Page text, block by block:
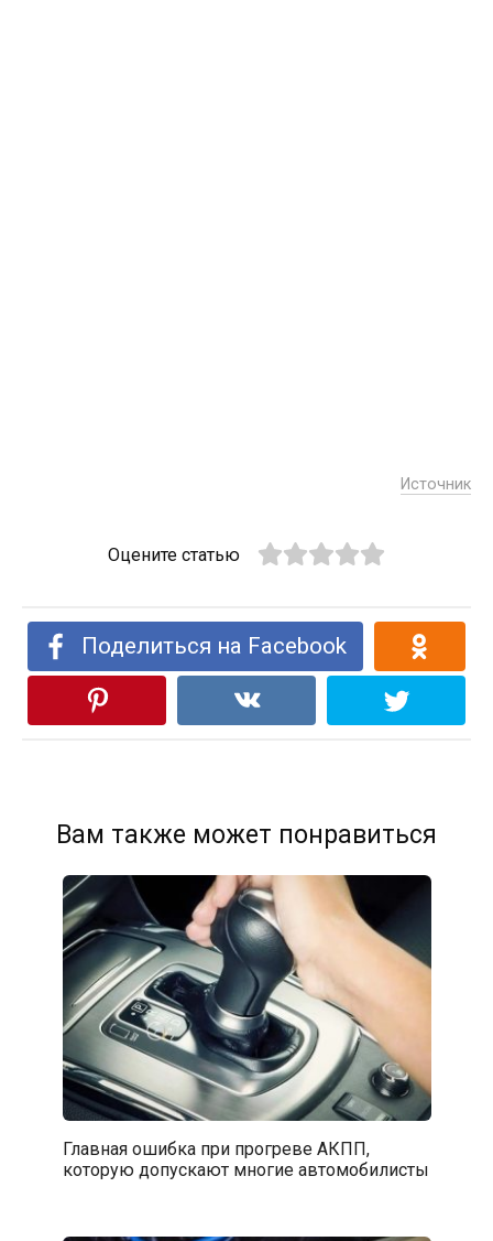
Источник
Оцените статью
Поделиться на Facebook
Вам также может понравиться
Главная ошибка при прогреве АКПП,
которую допускают многие автомобилисты